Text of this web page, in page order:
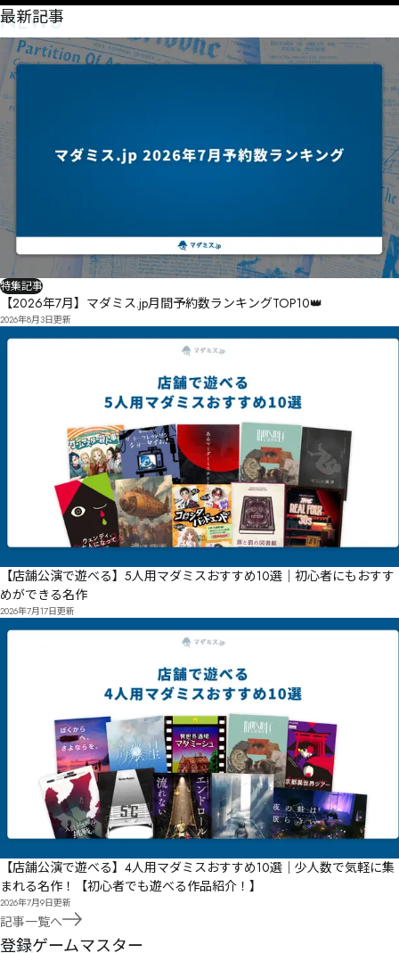
NEWS
最新記事
特集記事
【2026年7月】マダミス.jp月間予約数ランキングTOP10👑
2026年8月3日更新
【店舗公演で遊べる】5人用マダミスおすすめ10選｜初心者にもおすす
めができる名作
2026年7月17日更新
【店舗公演で遊べる】4人用マダミスおすすめ10選｜少人数で気軽に集
まれる名作！【初心者でも遊べる作品紹介！】
2026年7月9日更新
記事一覧へ
登録ゲームマスター